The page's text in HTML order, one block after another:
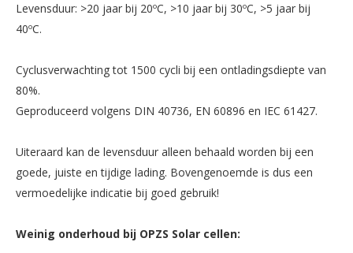
Levensduur: >20 jaar bij 20ºC, >10 jaar bij 30ºC, >5 jaar bij
40ºC.
Cyclusverwachting tot 1500 cycli bij een ontladingsdiepte van
80%.
Geproduceerd volgens DIN 40736, EN 60896 en IEC 61427.
Uiteraard kan de levensduur alleen behaald worden bij een
goede, juiste en tijdige lading. Bovengenoemde is dus een
vermoedelijke indicatie bij goed gebruik!
Weinig onderhoud bij OPZS Solar cellen: